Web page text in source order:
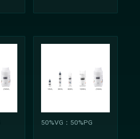
50%VG：50%PG